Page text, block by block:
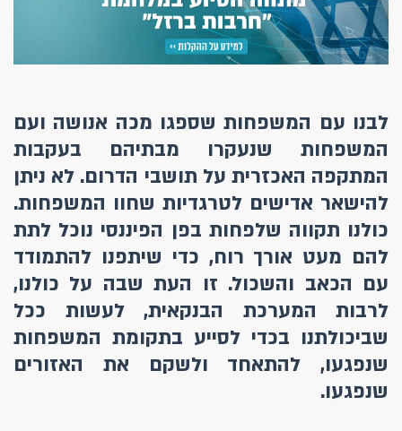
לבנו עם המשפחות שספגו מכה אנושה ועם
המשפחות שנעקרו מבתיהם בעקבות
המתקפה האכזרית על תושבי הדרום. לא ניתן
להישאר אדישים לטרגדיות שחוו המשפחות.
כולנו תקווה שלפחות בפן הפיננסי נוכל לתת
להם מעט אורך רוח, כדי שיתפנו להתמודד
עם הכאב והשכול. זו העת שבה על כולנו,
לרבות המערכת הבנקאית, לעשות ככל
שביכולתנו בכדי לסייע בתקומת המשפחות
שנפגעו, להתאחד ולשקם את האזורים
שנפגעו.